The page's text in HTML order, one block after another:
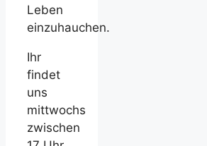
Leben
einzuhauchen.
Ihr
findet
uns
mittwochs
zwischen